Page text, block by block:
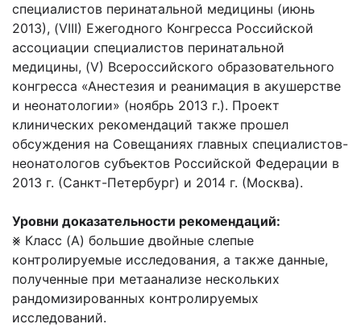
специалистов перинатальной медицины (июнь
2013), (VIII) Ежегодного Конгресса Российской
ассоциации специалистов перинатальной
медицины, (V) Всероссийского образовательного
конгресса «Анестезия и реанимация в акушерстве
и неонатологии» (ноябрь 2013 г.). Проект
клинических рекомендаций также прошел
обсуждения на Совещаниях главных специалистов-
неонатологов субъектов Российской Федерации в
2013 г. (Санкт-Петербург) и 2014 г. (Москва).
Уровни доказательности рекомендаций:
⨳ Класс (A) большие двойные слепые
контролируемые исследования, а также данные,
полученные при метаанализе нескольких
рандомизированных контролируемых
исследований.